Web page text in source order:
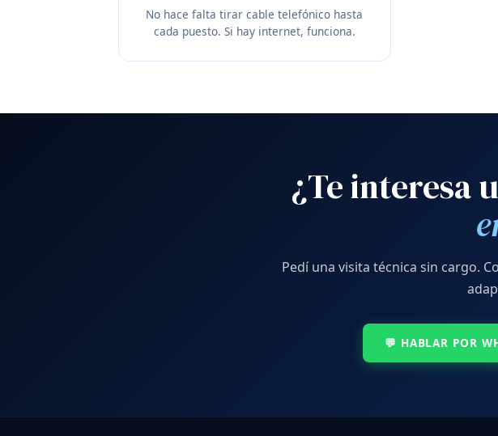
No hace falta tirar cable telefónico hasta
cada puesto. Si hay internet, funciona.
¿Te interesa
Pedí una visita técnica sin cargo.
💬 HABLAR POR